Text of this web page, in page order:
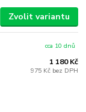
Zvolit variantu
1 180 Kč
975 Kč bez DPH
cca 10 dnů